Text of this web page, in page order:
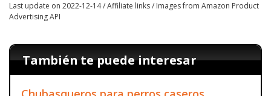
Last update on 2022-12-14 / Affiliate links / Images from Amazon Product
Advertising API
También te puede interesar